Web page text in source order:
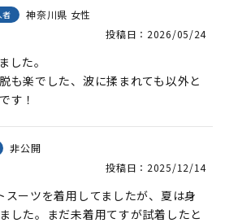
者 神奈川県 女性
投稿日
2026/05/24
した。
も楽でした、波に揉まれても以外と
す！
非公開
投稿日
2025/12/14
ーツを着用してましたが、夏は身
した。まだ未着用てすが試着したと